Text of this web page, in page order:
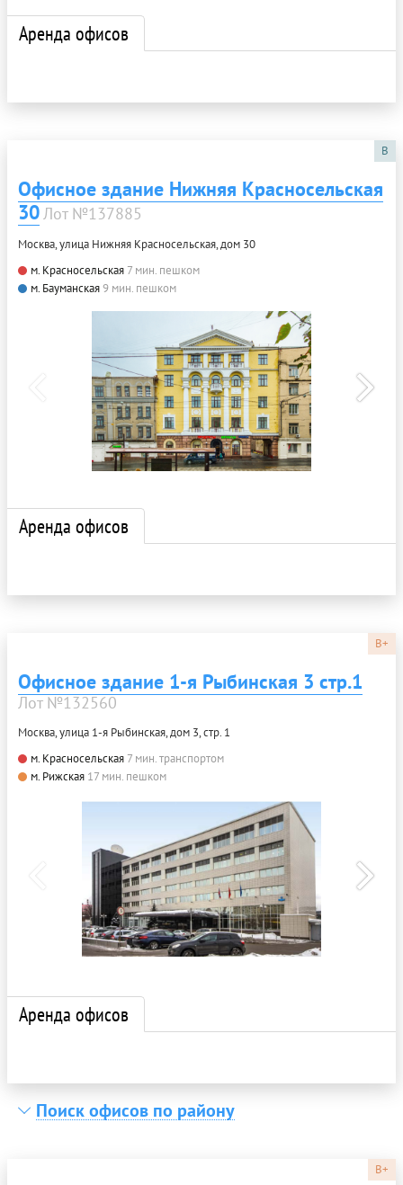
Аренда офисов
B
Офисное здание Нижняя Красносельская
30Лот №137885
Москва, улица Нижняя Красносельская, дом 30
м. Красносельская 7 мин. пешком
м. Бауманская9 мин. пешком
Аренда офисов
B+
Офисное здание 1-я Рыбинская 3 стр.1
Лот №132560
Москва, улица 1-я Рыбинская, дом 3, стр. 1
м. Красносельская 7 мин. транспортом
м. Рижская 17 мин. пешком
Аренда офисов
Поиск офисов по району
B+